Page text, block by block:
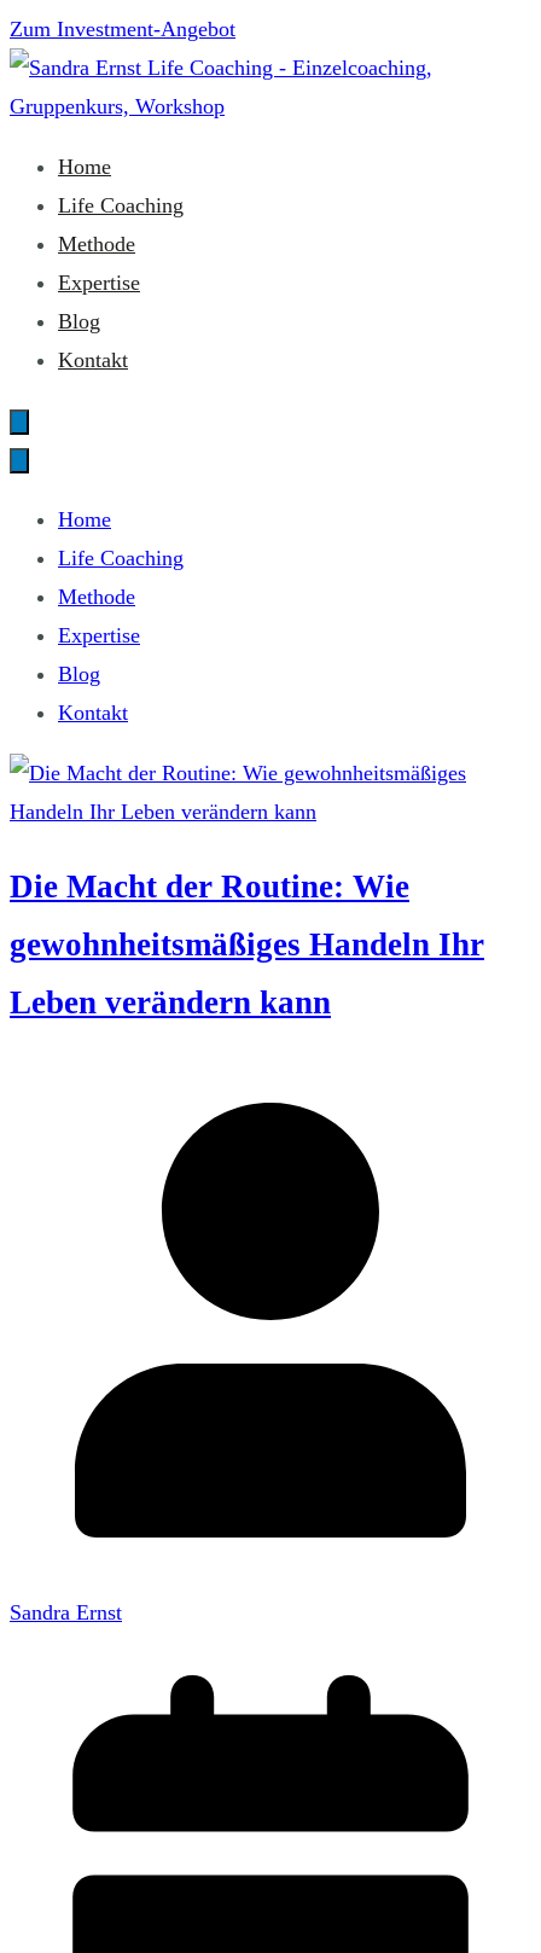
Zum
Inhalt
springen
Zum Investment-Angebot
Sandra Ernst Life Coaching
Home
Life Coaching
Methode
Expertise
Blog
Kontakt
Home
Life Coaching
Methode
Expertise
Blog
Kontakt
Die Macht der Routine: Wie
gewohnheitsmäßiges Handeln Ihr
Leben verändern kann
Sandra Ernst